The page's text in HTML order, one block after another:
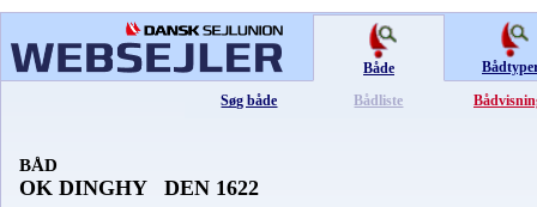
Både
Søg både
Bådliste
BÅD
OK DINGHY DEN 1622